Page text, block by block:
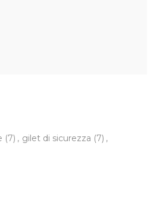
(7) , gilet di sicurezza (7) ,